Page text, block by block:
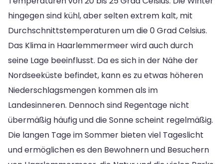
hingegen sind kühl, aber selten extrem kalt, mit
Durchschnittstemperaturen um die 0 Grad Celsius.
Das Klima in Haarlemmermeer wird auch durch
seine Lage beeinflusst. Da es sich in der Nähe der
Nordseeküste befindet, kann es zu etwas höheren
Niederschlagsmengen kommen als im
Landesinneren. Dennoch sind Regentage nicht
übermäßig häufig und die Sonne scheint regelmäßig.
Die langen Tage im Sommer bieten viel Tageslicht
und ermöglichen es den Bewohnern und Besuchern